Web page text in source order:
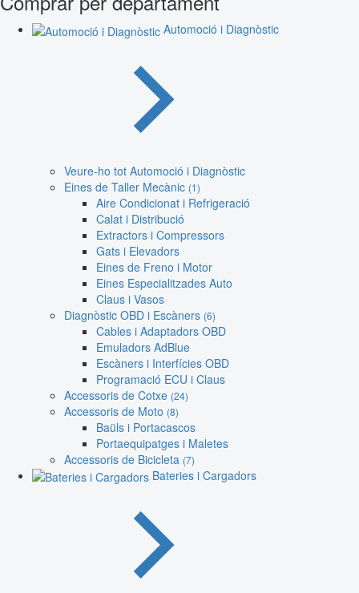
Automoció i Diagnòstic
Veure-ho tot Automoció i Diagnòstic
Eines de Taller Mecànic (1)
Aire Condicionat i Refrigeració
Calat i Distribució
Extractors i Compressors
Gats i Elevadors
Eines de Freno i Motor
Eines Especialitzades Auto
Claus i Vasos
Diagnòstic OBD i Escàners (6)
Cables i Adaptadors OBD
Emuladors AdBlue
Escàners i Interfícies OBD
Programació ECU i Claus
Accessoris de Cotxe (24)
Accessoris de Moto (8)
Baüls i Portacascos
Portaequipatges i Maletes
Accessoris de Bicicleta (7)
Bateries i Cargadors